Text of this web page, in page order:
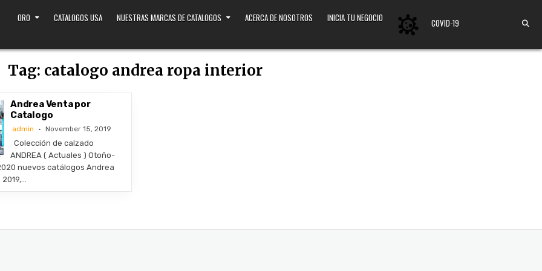
ORO CATALOGOS USA NUESTRAS MARCAS DE CATALOGOS ACERCA DE NOSOTROS INICIA TU NEGOCIO COVID-19
Tag: catalogo andrea ropa interior
Andrea Venta por
Catalogo
admin November 15, 2019
Colección de calzado
ANDREA ( Actuales ) Otoño-
nuevos catálogos Andrea